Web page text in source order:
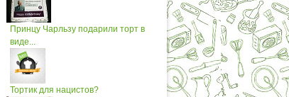
Принцу Чарльзу подарили торт в
виде...
Тортик для нацистов?